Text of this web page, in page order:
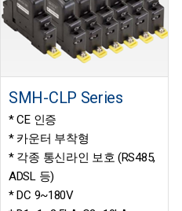
SMH-CLP Series
* CE 인증
* 카운터 부착형
* 각종 통신라인 보호 (RS485,
ADSL 등)
* DC 9~180V